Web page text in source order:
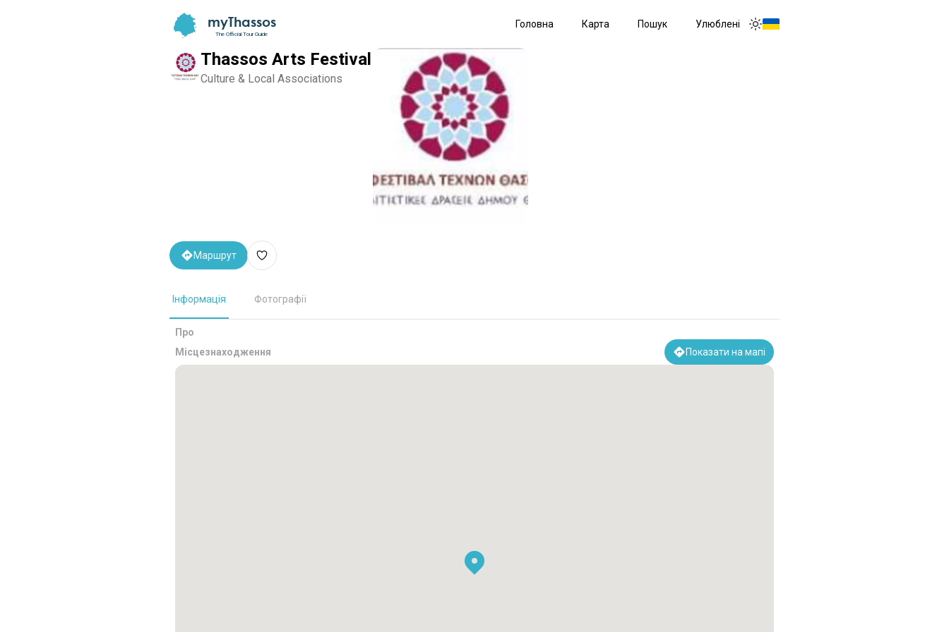
myThassos
The Official Tour Guide
Головна Карта Пошук
Улюблені
Thassos Arts Festival
Culture & Local Associations
Маршрут
Інформація Фотографії
Про
Місцезнаходження
Показати на мапі